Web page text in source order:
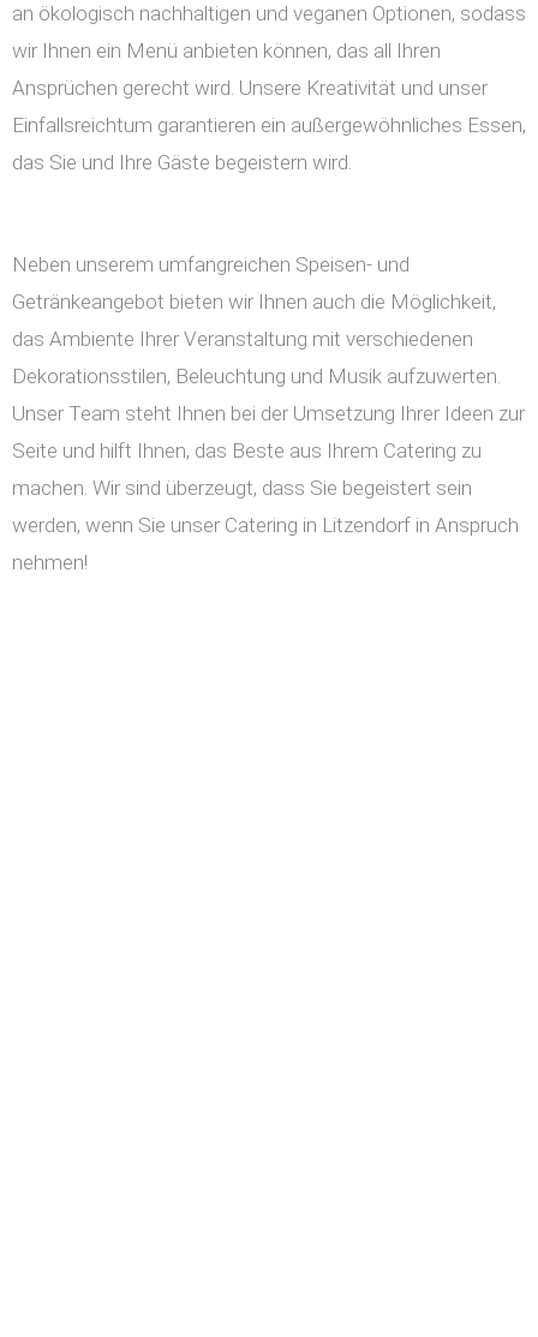
an ökologisch nachhaltigen und veganen Optionen, sodass
wir Ihnen ein Menü anbieten können, das all Ihren
Ansprüchen gerecht wird. Unsere Kreativität und unser
Einfallsreichtum garantieren ein außergewöhnliches Essen,
das Sie und Ihre Gäste begeistern wird.
Neben unserem umfangreichen Speisen- und
Getränkeangebot bieten wir Ihnen auch die Möglichkeit,
das Ambiente Ihrer Veranstaltung mit verschiedenen
Dekorationsstilen, Beleuchtung und Musik aufzuwerten.
Unser Team steht Ihnen bei der Umsetzung Ihrer Ideen zur
Seite und hilft Ihnen, das Beste aus Ihrem Catering zu
machen. Wir sind überzeugt, dass Sie begeistert sein
werden, wenn Sie unser Catering in Litzendorf in Anspruch
nehmen!